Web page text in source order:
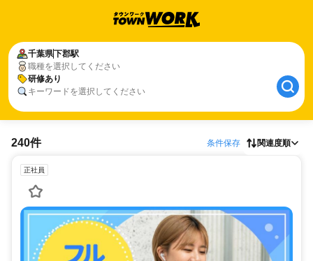
千葉県下郡駅
職種を選択してください
研修あり
キーワードを選択してください
240件 条件保存 関連度順
正社員